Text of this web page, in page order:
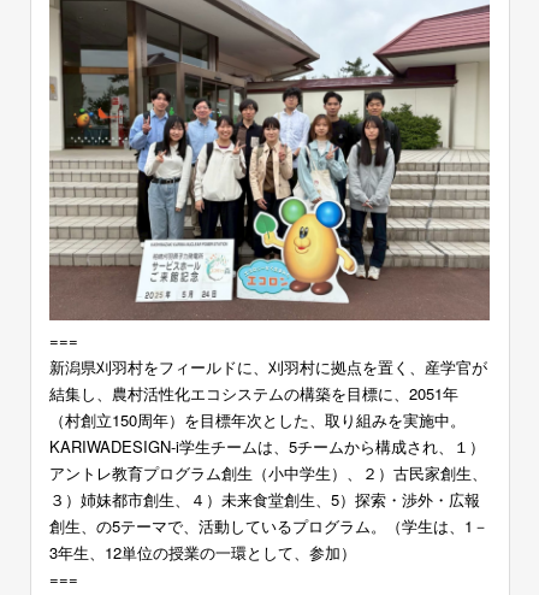
===
新潟県刈羽村をフィールドに、刈羽村に拠点を置く、産学官が
結集し、農村活性化エコシステムの構築を目標に、2051年
（村創立150周年）を目標年次とした、取り組みを実施中。
KARIWADESIGN-i学生チームは、5チームから構成され、１）
アントレ教育プログラム創生（小中学生）、２）古民家創生、
３）姉妹都市創生、４）未来食堂創生、5）探索・渉外・広報
創生、の5テーマで、活動しているプログラム。（学生は、1－
3年生、12単位の授業の一環として、参加）
===